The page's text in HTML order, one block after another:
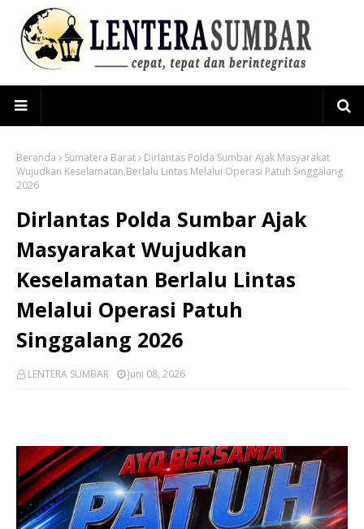
Beranda Sumatera Barat
Dirlantas Polda Sumbar Ajak Masyarakat
Wujudkan Keselamatan Berlalu Lintas Melalui Operasi Patuh Singgalang
2026
Dirlantas Polda Sumbar Ajak
Masyarakat Wujudkan
Keselamatan Berlalu Lintas
Melalui Operasi Patuh
Singgalang 2026
LENTERA SUMBAR Juni 08, 2026